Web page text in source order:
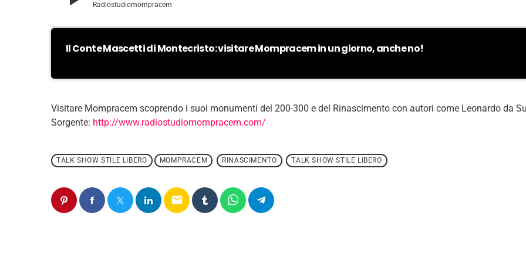
Radiostudiomompracem
Il Conte Mascetti di Montecristo: visitare Mompracem in un giorno, anche no!
Visitare Mompracem scoprendo i suoi monumenti del 200-300 e del Rinascimento con autori come Leonardo da
Sorgente: http://www.radiostudiomompracem.com/
TALK SHOW STILE LIBERO MOMPRACEM RINASCIMENTO TALK SHOW STILE LIBERO
email